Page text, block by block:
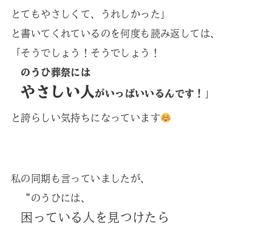
とてもやさしくて、うれしかった」
と書いてくれているのを何度も読み返しては、
「そうでしょう！そうでしょう！
のうひ葬祭には
やさしい人がいっぱいいるんです！ 」
と誇らしい気持ちになっています
私の同期も言っていましたが、
“のうひには、
困っている人を見つけたら